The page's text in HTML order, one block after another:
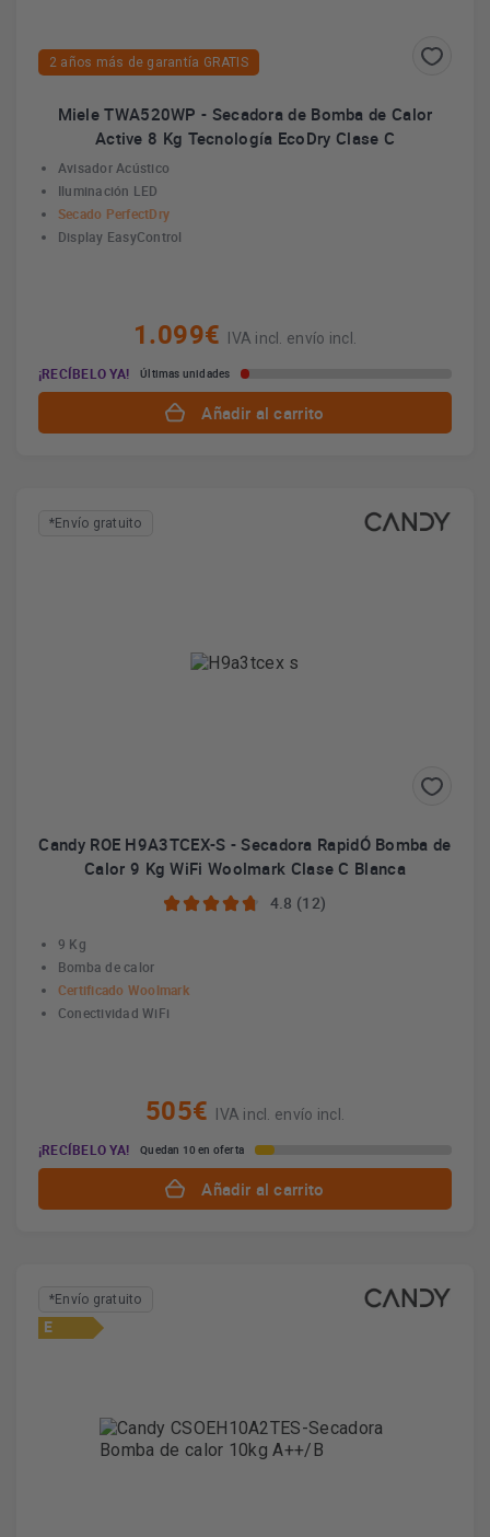
2 años más de garantía GRATIS
Miele TWA520WP - Secadora de Bomba de Calor
Active 8 Kg Tecnología EcoDry Clase C
Avisador Acústico
Iluminación LED
Secado PerfectDry
Display EasyControl
1.099€
IVA incl. envío incl.
¡RECÍBELO YA!
Últimas unidades
Añadir al carrito
*Envío gratuito
Candy ROE H9A3TCEX-S - Secadora RapidÓ Bomba de
Calor 9 Kg WiFi Woolmark Clase C Blanca
4.8 (12)
9 Kg
Bomba de calor
Certificado Woolmark
Conectividad WiFi
505€
IVA incl. envío incl.
¡RECÍBELO YA!
Quedan 10 en oferta
Añadir al carrito
*Envío gratuito
E